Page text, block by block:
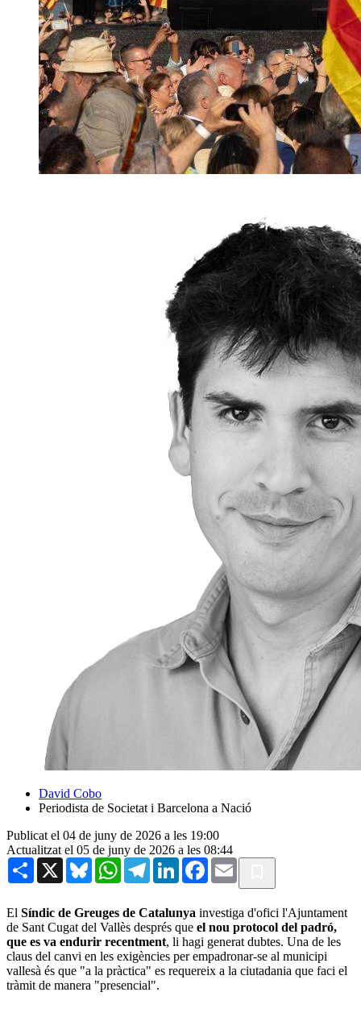
David Cobo
Periodista de Societat i Barcelona a Nació
Publicat el 04 de juny de 2026 a les 19:00
Actualitzat el 05 de juny de 2026 a les 08:44
Share X BlueskyWhatsAppTelegramLinkedInFacebook
Email
El Síndic de Greuges de Catalunya investiga d'ofici l'Ajuntament
de Sant Cugat del Vallès després que el nou protocol del padró,
que es va endurir recentment, li hagi generat dubtes. Una de les
claus del canvi en les exigències per empadronar-se al municipi
vallesà és que "a la pràctica" es requereix a la ciutadania que faci el
tràmit de manera "presencial".